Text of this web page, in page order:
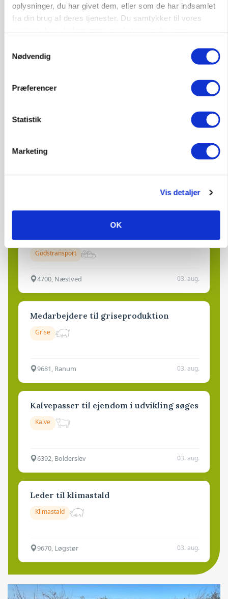
oplysninger, du har givet dem, eller som de har indsamlet
fra din brug af deres tjenester. Du samtykker til vores
Nødvendig
Præferencer
Statistik
Marketing
Vis detaljer
OK
Opret agent Se alle jobs
Trainee placement Ringkøbing
06. aug.
dræn/entreprenørarbejde.
NY 06. aug.
Lastbilchauffør søges til Henrik Haves
Godstransport
4700, Næstved 03. aug.
Medarbejdere til griseproduktion
Grise
9681, Ranum 03. aug.
Kalvepasser til ejendom i udvikling søges
Kalve
6392, Bolderslev 03. aug.
Leder til klimastald
Klimastald
9670, Løgstør 03. aug.